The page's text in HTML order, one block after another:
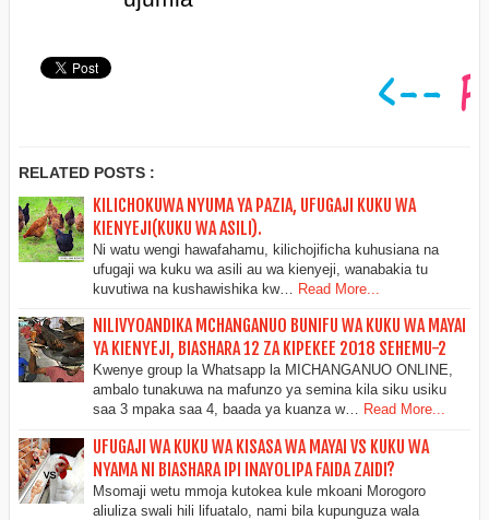
RELATED POSTS :
KILICHOKUWA NYUMA YA PAZIA, UFUGAJI KUKU WA
KIENYEJI(KUKU WA ASILI).
Ni watu wengi hawafahamu, kilichojificha kuhusiana na
ufugaji wa kuku wa asili au wa kienyeji, wanabakia tu
kuvutiwa na kushawishika kw… Read More...
NILIVYOANDIKA MCHANGANUO BUNIFU WA KUKU WA MAYAI
YA KIENYEJI, BIASHARA 12 ZA KIPEKEE 2018 SEHEMU-2
Kwenye group la Whatsapp la MICHANGANUO ONLINE,
ambalo tunakuwa na mafunzo ya semina kila siku usiku
saa 3 mpaka saa 4, baada ya kuanza w… Read More...
UFUGAJI WA KUKU WA KISASA WA MAYAI VS KUKU WA
NYAMA NI BIASHARA IPI INAYOLIPA FAIDA ZAIDI?
Msomaji wetu mmoja kutokea kule mkoani Morogoro
aliuliza swali hili lifuatalo, nami bila kupunguza wala